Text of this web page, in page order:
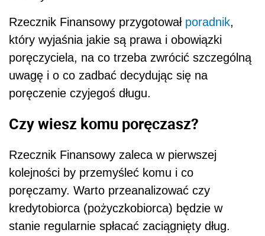
Rzecznik Finansowy przygotował poradnik,
który wyjaśnia jakie są prawa i obowiązki
poręczyciela, na co trzeba zwrócić szczególną
uwagę i o co zadbać decydując się na
poręczenie czyjegoś długu.
Czy wiesz komu poręczasz?
Rzecznik Finansowy zaleca w pierwszej
kolejności by przemyśleć komu i co
poręczamy. Warto przeanalizować czy
kredytobiorca (pożyczkobiorca) będzie w
stanie regularnie spłacać zaciągnięty dług.